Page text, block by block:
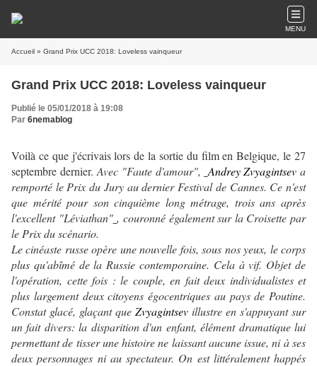
MENU
Accueil » Grand Prix UCC 2018: Loveless vainqueur
Grand Prix UCC 2018: Loveless vainqueur
Publié le 05/01/2018 à 19:08
Par 6nemablog
Voilà ce que j'écrivais lors de la sortie du film en Belgique, le 27
septembre dernier.Avec "Faute d'amour", Andrey Zvyagintsev a
remporté le Prix du Jury au dernier Festival de Cannes. Ce n'est
que mérité pour son cinquième long métrage, trois ans après
l'excellent "Léviathan" , couronné également sur la Croisette par
le Prix du scénario.
Le cinéaste russe opère une nouvelle fois, sous nos yeux, le corps
plus qu'abîmé de la Russie contemporaine. Cela à vif. Objet de
l'opération, cette fois : le couple, en fait deux individualistes et
plus largement deux citoyens égocentriques au pays de Poutine.
Constat glacé, glaçant que Zvyagintsev illustre en s'appuyant sur
un fait divers: la disparition d'un enfant, élément dramatique lui
permettant de tisser une histoire ne laissant aucune issue, ni à ses
deux personnages ni au spectateur. On est littéralement happés